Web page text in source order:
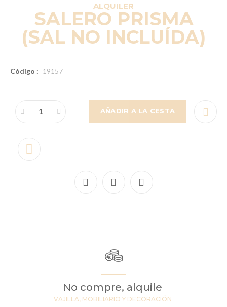
ALQUILER
SALERO PRISMA
(SAL NO INCLUÍDA)
Código : 19157
AÑADIR A LA CESTA
No compre, alquile
VAJILLA, MOBILIARIO Y DECORACIÓN